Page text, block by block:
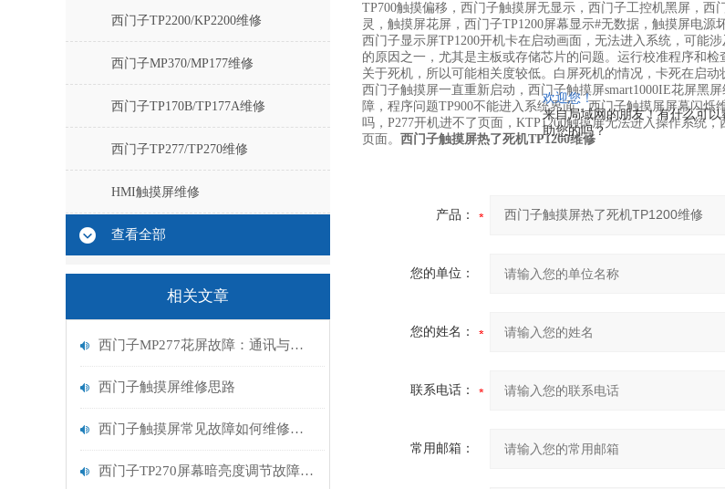
欢迎您！
来自局域网的朋友！有什么可以
助您的吗？
西门子TP2200/KP2200维修
西门子MP370/MP177维修
西门子TP170B/TP177A维修
西门子TP277/TP270维修
HMI触摸屏维修
查看全部
相关文章
西门子MP277花屏故障：通讯与屏幕问题的排查手册
西门子触摸屏维修思路
西门子触摸屏常见故障如何维修排查
西门子TP270屏幕暗亮度调节故障：信号链路的“断流”之困
TP700触摸偏移，西门子触摸屏无显示，西门子工控机黑屏，
灵，触摸屏花屏，西门子TP1200屏幕显示#无数据，触摸屏电源
西门子显示屏TP1200开机卡在启动画面，无法进入系统，可能
的原因之一，尤其是主板或存储芯片的问题。运行校准程序和
关于死机，所以可能相关度较低。白屏死机的情况，卡死在启动
西门子触摸屏一直重新启动，西门子触摸屏smart1000IE花屏黑
障，程序问题TP900不能进入系统界面，西门子触摸屏屏幕闪
吗，P277开机进不了页面，KTP1200触摸屏无法进入操作系统
页面。 西门子触摸屏热了死机TP1200维修
产品：
您的单位：
您的姓名：
联系电话：
常用邮箱：